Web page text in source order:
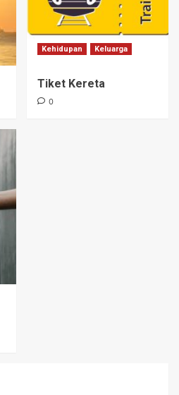
Kehidupan Keluarga
Tiket Kereta
0